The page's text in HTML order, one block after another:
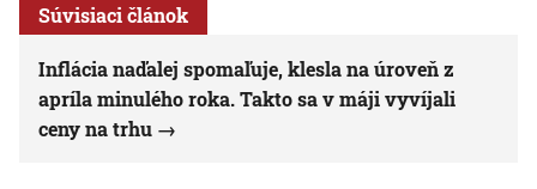
Súvisiaci článok
Inflácia naďalej spomaľuje, klesla na úroveň z
apríla minulého roka. Takto sa v máji vyvíjali
ceny na trhu